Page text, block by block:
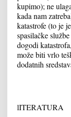
kupimo); ne
kada nam
katastrofe (to je
spasilačke
dogodi
može biti vrlo
dodatnih
lITERATURA